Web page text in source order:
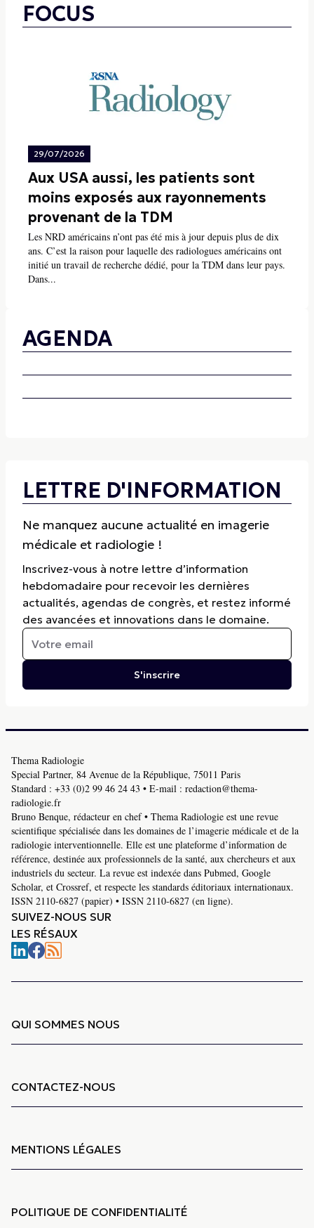
FOCUS
29/07/2026
Aux USA aussi, les patients sont
moins exposés aux rayonnements
provenant de la TDM
Les NRD américains n’ont pas été mis à jour depuis plus de dix
ans. C’est la raison pour laquelle des radiologues américains ont
initié un travail de recherche dédié, pour la TDM dans leur pays.
Dans...
AGENDA
LETTRE D'INFORMATION
Ne manquez aucune actualité en imagerie
médicale et radiologie !
Inscrivez-vous à notre lettre d’information
hebdomadaire pour recevoir les dernières
actualités, agendas de congrès, et restez informé
des avancées et innovations dans le domaine.
S'inscrire
Thema Radiologie
Special Partner, 84 Avenue de la République, 75011 Paris
Standard : +33 (0)2 99 46 24 43 • E-mail : redaction@thema-
radiologie.fr
Bruno Benque, rédacteur en chef • Thema Radiologie est une revue
scientifique spécialisée dans les domaines de l’imagerie médicale et de la
radiologie interventionnelle. Elle est une plateforme d’information de
référence, destinée aux professionnels de la santé, aux chercheurs et aux
industriels du secteur. La revue est indexée dans Pubmed, Google
Scholar, et Crossref, et respecte les standards éditoriaux internationaux.
ISSN 2110-6827 (papier) • ISSN 2110-6827 (en ligne).
SUIVEZ-NOUS SUR
LES RÉSAUX
QUI SOMMES NOUS
CONTACTEZ-NOUS
MENTIONS LÉGALES
POLITIQUE DE CONFIDENTIALITÉ